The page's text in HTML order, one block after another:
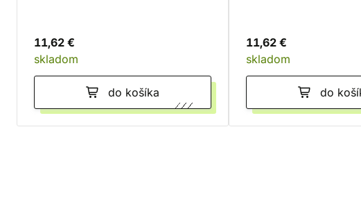
11,62 €
skladom
do košíka
11,62 €
skladom
do